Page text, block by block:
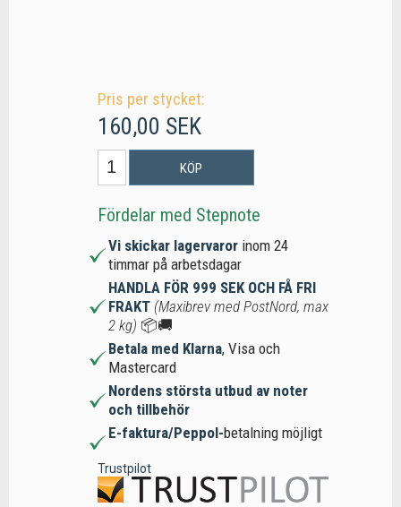
Pris per stycket:
160,00 SEK
KÖP
Fördelar med Stepnote
Vi skickar lagervaror inom 24
timmar på arbetsdagar
HANDLA FÖR 999 SEK OCH FÅ FRI
FRAKT (Maxibrev med PostNord, max
2 kg) 📦🚚
Betala med Klarna, Visa och
Mastercard
Nordens största utbud av noter
och tillbehör
E-faktura/Peppol-betalning möjligt
Trustpilot